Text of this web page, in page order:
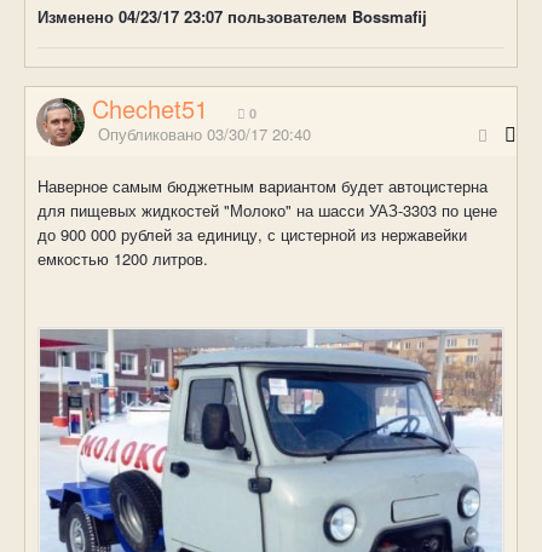
Изменено 04/23/17 23:07 пользователем Bossmafij
Chechet51 0
Опубликовано 03/30/17 20:40
Наверное самым бюджетным вариантом будет автоцистерна
для пищевых жидкостей "Молоко" на шасси УАЗ-3303 по цене
до 900 000 рублей за единицу, с цистерной из нержавейки
емкостью 1200 литров.